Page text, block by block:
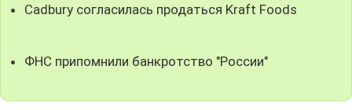
Cadbury согласилась продаться Kraft Foods
ФНС припомнили банкротство "России"